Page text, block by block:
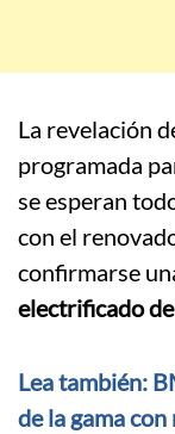
La revelación
programada
se esperan
con el
confirmarse
electrificado
Lea también:
de la gama